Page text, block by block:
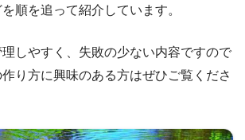
順を追って紹介しています。
しやすく、失敗の少ない内容ですので
り方に興味のある方はぜひご覧くださ